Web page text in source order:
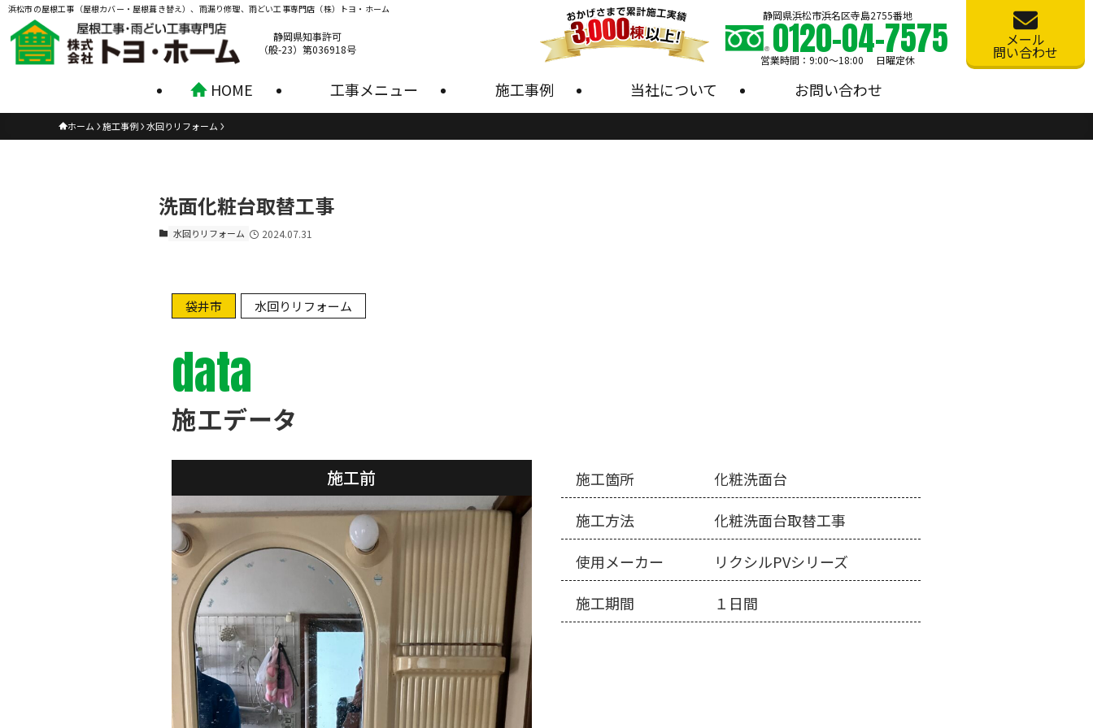
浜松市の屋根工事（屋根カバー・屋根葺き替え）、雨漏り修理、雨どい工事専門店（株）トヨ・ホーム
HOME 工事メニュー 施工事例 当社について お問い合わせ
静岡県知事許可
（般-23）第036918号
静岡県浜松市浜名区寺島2755番地
0120-04-7575
営業時間：9:00〜18:00 日曜定休
メール
問い合わせ
ホーム 施工事例 水回りリフォーム
洗面化粧台取替工事
水回りリフォーム 2024.07.31
袋井市 水回りリフォーム
data
施工データ
施工前 施工箇所
化粧洗面台
施工方法
化粧洗面台取替工事
使用メーカー
リクシルPVシリーズ
施工期間
１日間